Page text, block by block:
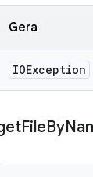
Gera
IOException
FileBy